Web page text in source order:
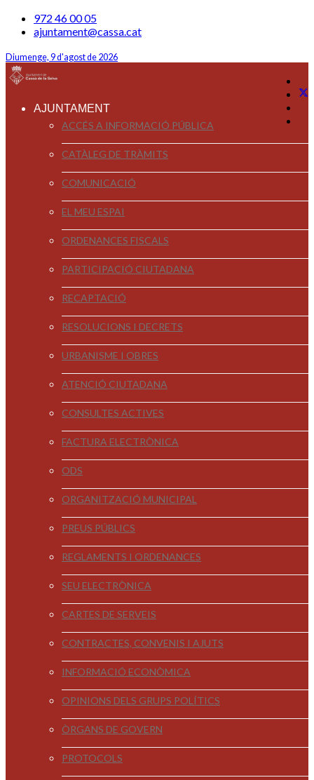
972 46 00 05
ajuntament@cassa.cat
Diumenge, 9 d'agost de 2026
AJUNTAMENT
ACCÉS A INFORMACIÓ PÚBLICA
CATÀLEG DE TRÀMITS
COMUNICACIÓ
EL MEU ESPAI
ORDENANCES FISCALS
PARTICIPACIÓ CIUTADANA
RECAPTACIÓ
RESOLUCIONS I DECRETS
URBANISME I OBRES
ATENCIÓ CIUTADANA
CONSULTES ACTIVES
FACTURA ELECTRÒNICA
ODS
ORGANITZACIÓ MUNICIPAL
PREUS PÚBLICS
REGLAMENTS I ORDENANCES
SEU ELECTRÒNICA
CARTES DE SERVEIS
CONTRACTES, CONVENIS I AJUTS
INFORMACIÓ ECONÒMICA
OPINIONS DELS GRUPS POLÍTICS
ÒRGANS DE GOVERN
PROTOCOLS